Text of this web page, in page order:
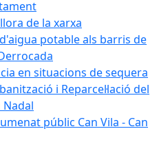
de la xarxa
potable als barris de
en situacions de sequera
i Reparcel·lació del
Nadal
públic Can Vila - Can